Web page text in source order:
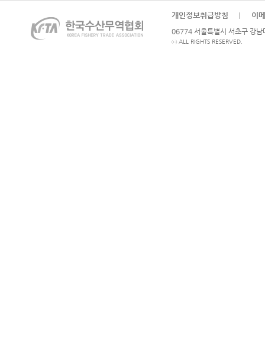
개인정보취급방침 이
06774 서울특별시 서초구 강
ⓒ ALL RIGHTS RESERVED.